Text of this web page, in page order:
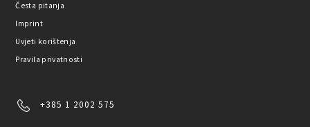
Česta pitanja
Imprint
Uvjeti korištenja
Pravila privatnosti
+385 1 2002 575